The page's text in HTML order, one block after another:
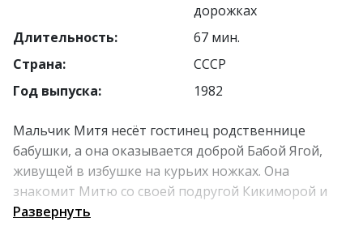
дорожках
Длительность:
67 мин.
Страна:
СССР
Год выпуска:
1982
Мальчик Митя несёт гостинец родственнице
бабушки, а она оказывается доброй Бабой Ягой,
живущей в избушке на курьих ножках. Она
знакомит Митю со своей подругой Кикиморой и
показывает наливное яблочко на блюдечке,
Развернуть